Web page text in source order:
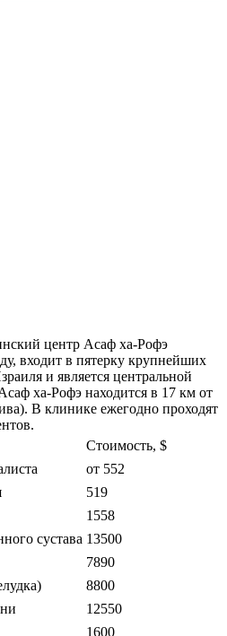
центр Асаф ха-Рофэ
входит в пятерку крупнейших
и является центральной
ха-Рофэ находится в 17 км от
В клинике ежегодно проходят
Стоимость, $
от 552
519
1558
сустава 13500
7890
8800
12550
1600